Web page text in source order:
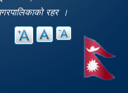
रहर ।